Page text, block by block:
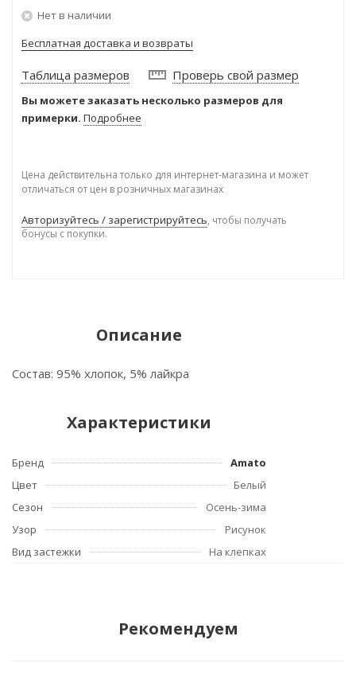
Нет в наличии
Бесплатная доставка и возвраты
Таблица размеров Проверь свой размер
Вы можете заказать несколько размеров для
примерки. Подробнее
Цена действительна только для интернет-магазина и может
отличаться от цен в розничных магазинах
Авторизуйтесь / зарегистрируйтесь, чтобы получать
бонусы с покупки.
Описание
Состав: 95% хлопок, 5% лайкра
Характеристики
Бренд
Amato
Цвет
Белый
Сезон
Осень-зима
Узор
Рисунок
Вид застежки
На клепках
Рекомендуем